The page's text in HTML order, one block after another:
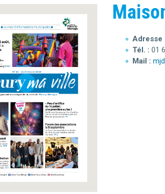
Adresse
Tél. : 01
Mail :